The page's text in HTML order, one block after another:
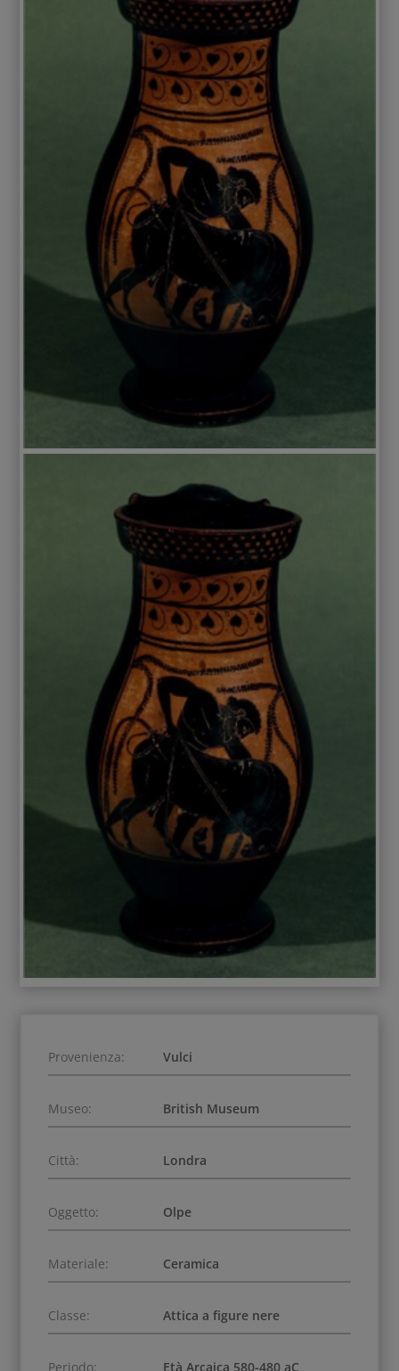
Provenienza: Vulci
Museo: British Museum
Città: Londra
Oggetto: Olpe
Materiale: Ceramica
Classe: Attica a figure nere
Periodo: Età Arcaica 580-480 aC